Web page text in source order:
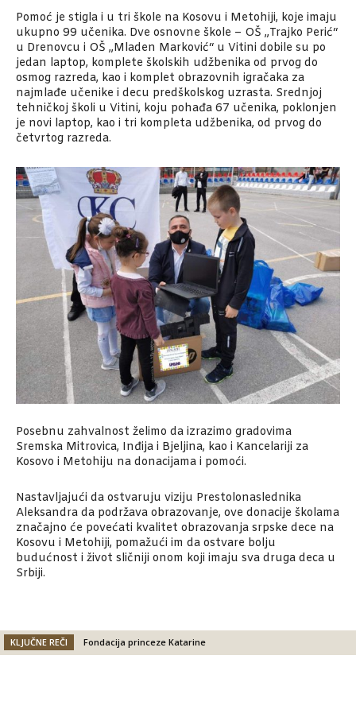
Pomoć je stigla i u tri škole na Kosovu i Metohiji, koje imaju
ukupno 99 učenika. Dve osnovne škole – OŠ „Trajko Perić“
u Drenovcu i OŠ „Mladen Marković“ u Vitini dobile su po
jedan laptop, komplete školskih udžbenika od prvog do
osmog razreda, kao i komplet obrazovnih igračaka za
najmlađe učenike i decu predškolskog uzrasta. Srednjoj
tehničkoj školi u Vitini, koju pohađa 67 učenika, poklonjen
je novi laptop, kao i tri kompleta udžbenika, od prvog do
četvrtog razreda.
Posebnu zahvalnost želimo da izrazimo gradovima
Sremska Mitrovica, Inđija i Bjeljina, kao i Kancelariji za
Kosovo i Metohiju na donacijama i pomoći.
Nastavljajući da ostvaruju viziju Prestolonaslednika
Aleksandra da podržava obrazovanje, ove donacije školama
značajno će povećati kvalitet obrazovanja srpske dece na
Kosovu i Metohiji, pomažući im da ostvare bolju
budućnost i život sličniji onom koji imaju sva druga deca u
Srbiji.
KLJUČNE REČI Fondacija princeze Katarine